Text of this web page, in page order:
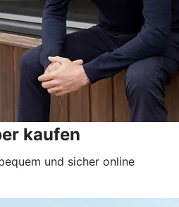
kaufen
und sicher online